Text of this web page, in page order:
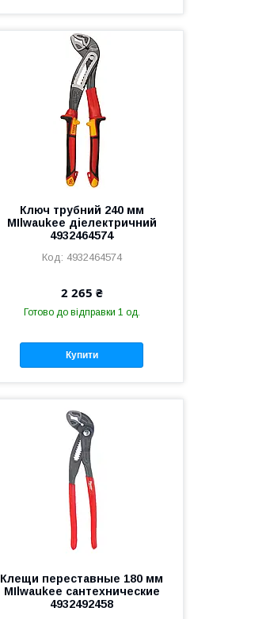
Ключ трубний 240 мм
MIlwaukee діелектричний
4932464574
4932464574
2 265 ₴
Готово до відправки 1 од.
Купити
Клещи переставные 180 мм
MIlwaukee сантехнические
4932492458